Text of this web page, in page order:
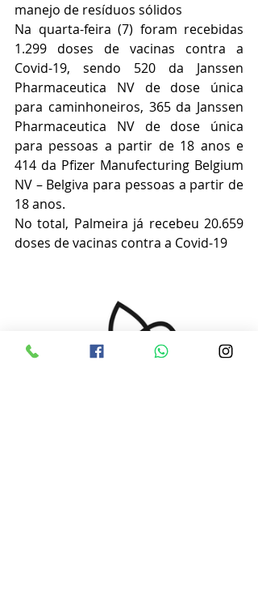
manejo de resíduos sólidos
Na quarta-feira (7) foram recebidas
1.299 doses de vacinas contra a
Covid-19, sendo 520 da Janssen
Pharmaceutica NV de dose única
para caminhoneiros, 365 da Janssen
Pharmaceutica NV de dose única
para pessoas a partir de 18 anos e
414 da Pfizer Manufecturing Belgium
NV – Belgiva para pessoas a partir de
18 anos.
No total, Palmeira já recebeu 20.659
doses de vacinas contra a Covid-19